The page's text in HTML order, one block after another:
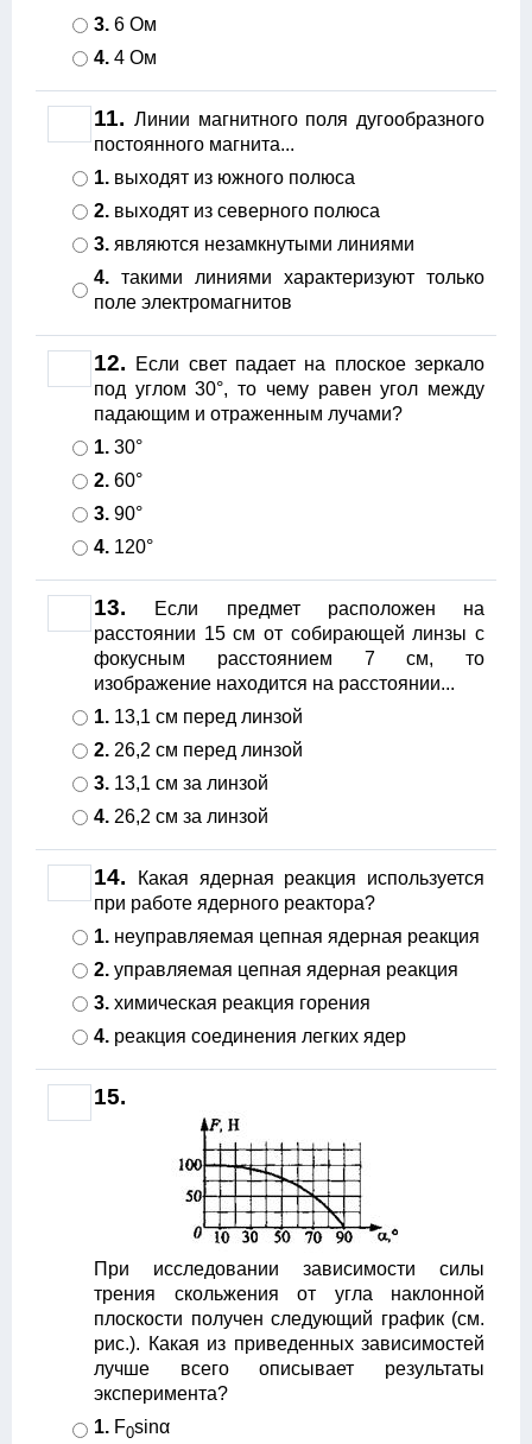
3. 6 Ом
4. 4 Ом
11. Линии магнитного поля дугообразного
постоянного магнита...
1. выходят из южного полюса
2. выходят из северного полюса
3. являются незамкнутыми линиями
4. такими линиями характеризуют только
поле электромагнитов
12.
Если свет падает на плоское зеркало
под углом 30°, то чему равен угол между
падающим и отраженным лучами?
1. 30°
2. 60°
3. 90°
4. 120°
13.
Если предмет расположен на
расстоянии 15 см от собирающей линзы с
фокусным расстоянием 7 см, то
изображение находится на расстоянии...
1. 13,1 см перед линзой
2. 26,2 см перед линзой
3. 13,1 см за линзой
4. 26,2 см за линзой
14.
Какая ядерная реакция используется
при работе ядерного реактора?
1. неуправляемая цепная ядерная реакция
2. управляемая цепная ядерная реакция
3. химическая реакция горения
4. реакция соединения легких ядер
15.
При исследовании зависимости силы
трения скольжения от угла наклонной
плоскости получен следующий график (см.
рис.). Какая из приведенных зависимостей
лучше всего описывает результаты
эксперимента?
1. F0sinα